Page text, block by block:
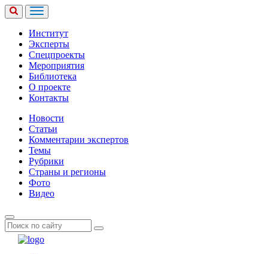
Институт
Эксперты
Спецпроекты
Мероприятия
Библиотека
О проекте
Контакты
Новости
Статьи
Комментарии экспертов
Темы
Рубрики
Страны и регионы
Фото
Видео